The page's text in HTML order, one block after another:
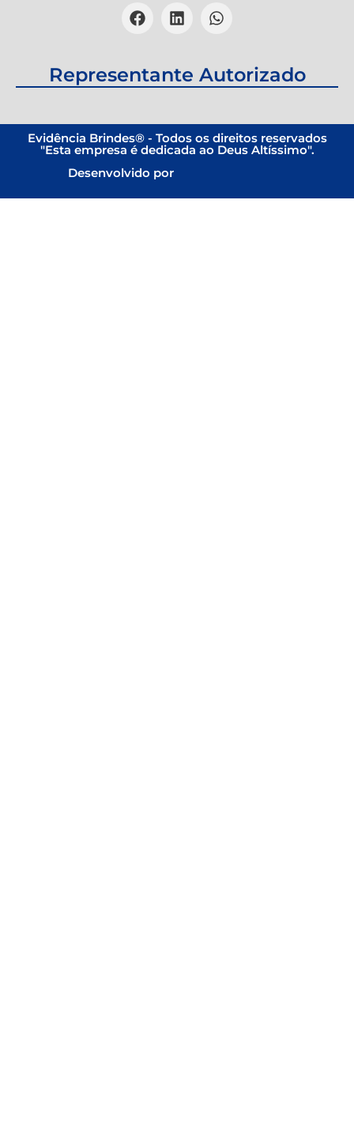
Representante Autorizado
Evidência Brindes® - Todos os direitos reservados
"Esta empresa é dedicada ao Deus Altíssimo".
Desenvolvido por